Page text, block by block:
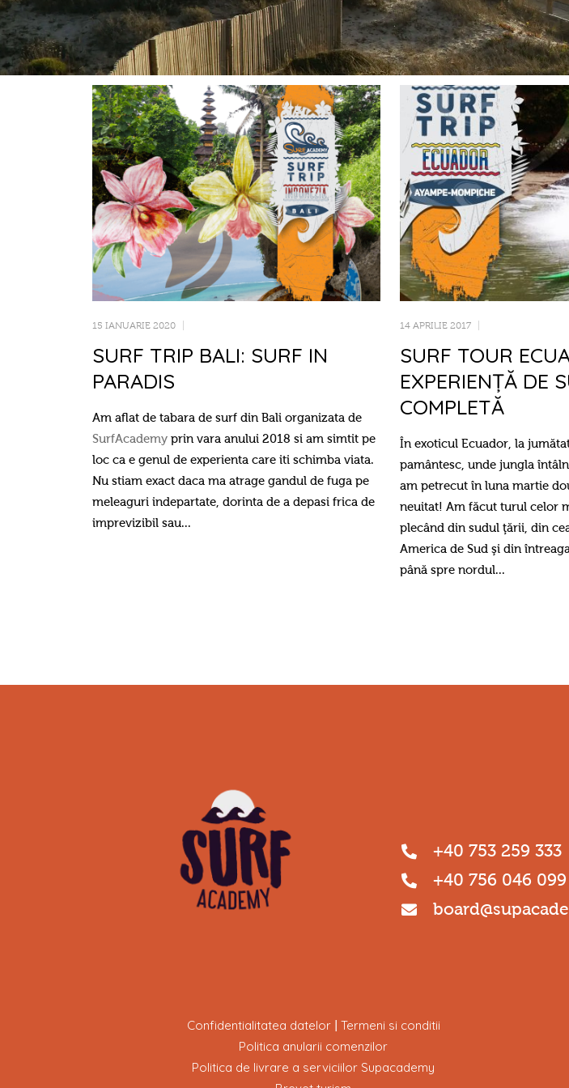
15 IANUARIE 2020
SURF TRIP BALI: SURF IN
PARADIS
Am aflat de tabara de surf din Bali organizata de
SurfAcademy prin vara anului 2018 si am simtit pe
loc ca e genul de experienta care iti schimba viata.
Nu stiam exact daca ma atrage gandul de fuga pe
meleaguri indepartate, dorinta de a depasi frica de
imprevizibil sau...
14 APRILIE 2017
SURF TOUR
EXPERIENŢĂ DE
COMPLETĂ
În exoticul Ecuador, la
pamântesc, unde jungla
am petrecut în luna martie
neuitat! Am făcut turul celor
plecând din sudul ţării, din
America de Sud şi din
până spre nordul...
+40 753 259 333
+40 756 046 099
Confidentialitatea datelor| Termeni si conditii
Politica anularii comenzilor
Politica de livrare a serviciilor Supacademy